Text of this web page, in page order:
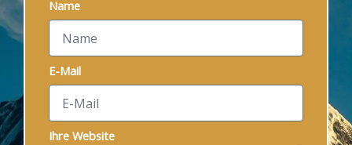
Name
E-Mail
Ihre Website